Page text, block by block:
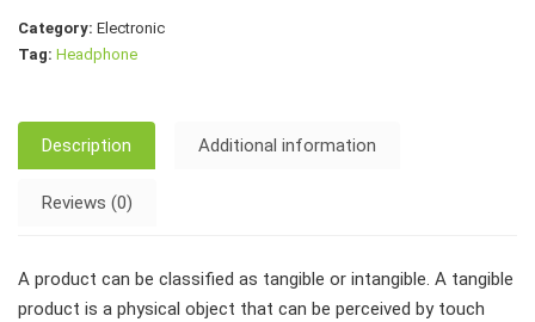
Category: Electronic
Tag: Headphone
Description Additional information
Reviews (0)
A product can be classified as tangible or intangible. A tangible
product is a physical object that can be perceived by touch